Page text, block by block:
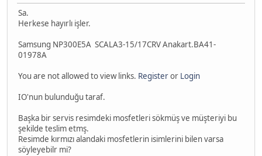
Sa.
Herkese hayırlı işler.
Samsung NP300E5A SCALA3-15/17CRV Anakart.BA41-
01978A
You are not allowed to view links. Registeror Login
IO'nun bulunduğu taraf.
Başka bir servis resimdeki mosfetleri sökmüş ve müşteriyi bu
şekilde teslim etmş.
Resimde kırmızı alandaki mosfetlerin isimlerini bilen varsa
söyleyebilr mi?